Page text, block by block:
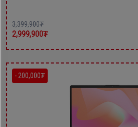
3,399,900₮
2,999,900₮
- 200,000₮